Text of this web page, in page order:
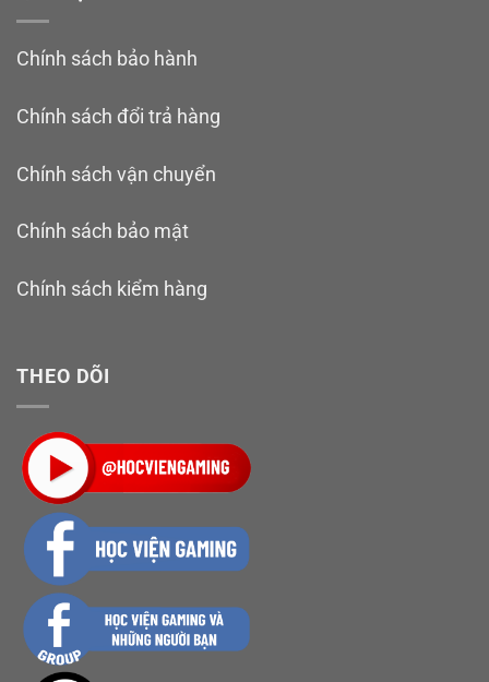
Chính sách bảo hành
Chính sách đổi trả hàng
Chính sách vận chuyển
Chính sách bảo mật
Chính sách kiểm hàng
THEO DÕI